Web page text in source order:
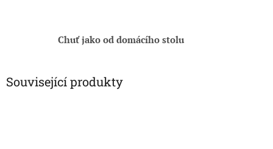
Chuť jako od domácího stolu
Související produkty